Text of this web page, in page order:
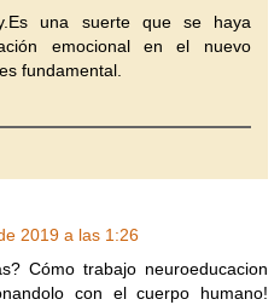
una suerte que se haya
emocional en el nuevo
fundamental.
2019 a las 1:26
Cómo trabajo neuroeducacion
con el cuerpo humano!